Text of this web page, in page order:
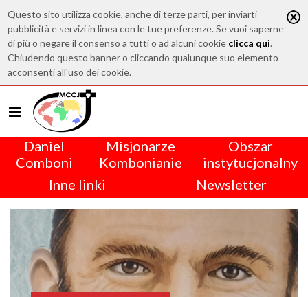
Questo sito utilizza cookie, anche di terze parti, per inviarti
pubblicità e servizi in linea con le tue preferenze. Se vuoi saperne
di più o negare il consenso a tutti o ad alcuni cookie clicca qui.
Chiudendo questo banner o cliccando qualunque suo elemento
acconsenti all'uso dei cookie.
Daniel
Comboni
Misjonarze
Kombonianie
Obszar
instytucjonalny
Inne linki
Newsletter